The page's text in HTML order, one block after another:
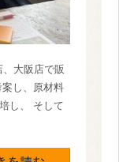
大阪店で販
し、原材料
し、 そして